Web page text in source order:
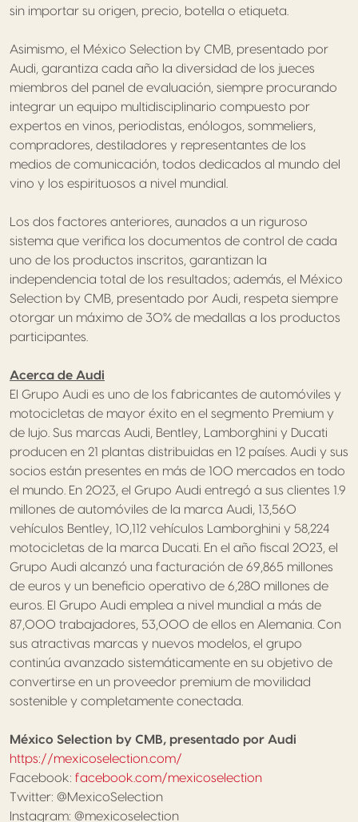
sin importar su origen, precio, botella o etiqueta.
Asimismo, el México Selection by CMB, presentado por
Audi, garantiza cada año la diversidad de los jueces
miembros del panel de evaluación, siempre procurando
integrar un equipo multidisciplinario compuesto por
expertos en vinos, periodistas, enólogos, sommeliers,
compradores, destiladores y representantes de los
medios de comunicación, todos dedicados al mundo del
vino y los espirituosos a nivel mundial.
Los dos factores anteriores, aunados a un riguroso
sistema que verifica los documentos de control de cada
uno de los productos inscritos, garantizan la
independencia total de los resultados; además, el México
Selection by CMB, presentado por Audi, respeta siempre
otorgar un máximo de 30% de medallas a los productos
participantes.
Acerca de Audi
El Grupo Audi es uno de los fabricantes de automóviles y
motocicletas de mayor éxito en el segmento Premium y
de lujo. Sus marcas Audi, Bentley, Lamborghini y Ducati
producen en 21 plantas distribuidas en 12 países. Audi y sus
socios están presentes en más de 100 mercados en todo
el mundo. En 2023, el Grupo Audi entregó a sus clientes 1.9
millones de automóviles de la marca Audi, 13,560
vehículos Bentley, 10,112 vehículos Lamborghini y 58,224
motocicletas de la marca Ducati. En el año fiscal 2023, el
Grupo Audi alcanzó una facturación de 69,865 millones
de euros y un beneficio operativo de 6,280 millones de
euros. El Grupo Audi emplea a nivel mundial a más de
87,000 trabajadores, 53,000 de ellos en Alemania. Con
sus atractivas marcas y nuevos modelos, el grupo
continúa avanzado sistemáticamente en su objetivo de
convertirse en un proveedor premium de movilidad
sostenible y completamente conectada.
México Selection by CMB, presentado por Audi
https://mexicoselection.com/
Facebook: facebook.com/mexicoselection
Twitter: @MexicoSelection
Instagram: @mexicoselection